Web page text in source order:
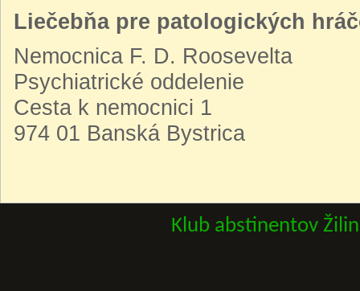
Liečebňa pre patologických
Nemocnica F. D. Roosevelta
Psychiatrické oddelenie
Cesta k nemocnici 1
974 01 Banská Bystrica
Klub abstinentov